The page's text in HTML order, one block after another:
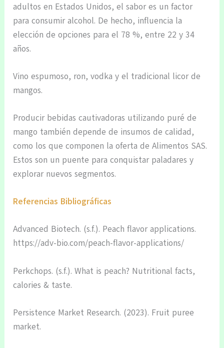
adultos en Estados Unidos, el sabor es un factor
para consumir alcohol. De hecho, influencia la
elección de opciones para el 78 %, entre 22 y 34
años.
Vino espumoso, ron, vodka y el tradicional licor de
mangos.
Producir bebidas cautivadoras utilizando puré de
mango también depende de insumos de calidad,
como los que componen la oferta de Alimentos SAS.
Estos son un puente para conquistar paladares y
explorar nuevos segmentos.
Referencias Bibliográficas
Advanced Biotech. (s.f.). Peach flavor applications.
https://adv-bio.com/peach-flavor-applications/
Perkchops. (s.f.). What is peach? Nutritional facts,
calories & taste.
Persistence Market Research. (2023). Fruit puree
market.